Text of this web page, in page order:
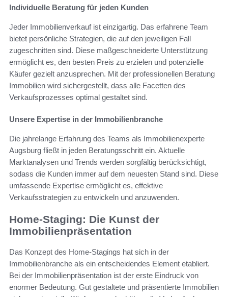
Individuelle Beratung für jeden Kunden
Jeder Immobilienverkauf ist einzigartig. Das erfahrene Team
bietet persönliche Strategien, die auf den jeweiligen Fall
zugeschnitten sind. Diese maßgeschneiderte Unterstützung
ermöglicht es, den besten Preis zu erzielen und potenzielle
Käufer gezielt anzusprechen. Mit der professionellen Beratung
Immobilien wird sichergestellt, dass alle Facetten des
Verkaufsprozesses optimal gestaltet sind.
Unsere Expertise in der Immobilienbranche
Die jahrelange Erfahrung des Teams als Immobilienexperte
Augsburg fließt in jeden Beratungsschritt ein. Aktuelle
Marktanalysen und Trends werden sorgfältig berücksichtigt,
sodass die Kunden immer auf dem neuesten Stand sind. Diese
umfassende Expertise ermöglicht es, effektive
Verkaufsstrategien zu entwickeln und anzuwenden.
Home-Staging: Die Kunst der
Immobilienpräsentation
Das Konzept des Home-Stagings hat sich in der
Immobilienbranche als ein entscheidendes Element etabliert.
Bei der Immobilienpräsentation ist der erste Eindruck von
enormer Bedeutung. Gut gestaltete und präsentierte Immobilien